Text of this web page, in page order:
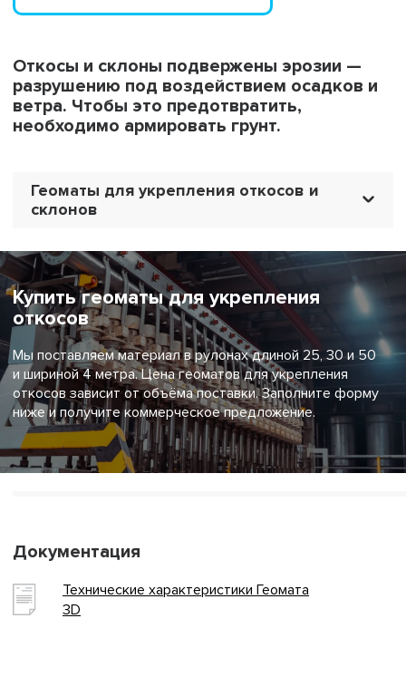
Откосы и склоны подвержены эрозии —
разрушению под воздействием осадков и
ветра. Чтобы это предотвратить,
необходимо армировать грунт.
Геоматы для укрепления откосов и
склонов
Купить геоматы для укрепления
откосов
Мы поставляем материал в рулонах длиной 25, 30 и 50
и шириной 4 метра. Цена геоматов для укрепления
откосов зависит от объёма поставки. Заполните форму
ниже и получите коммерческое предложение.
Документация
Технические характеристики Геомата
3D